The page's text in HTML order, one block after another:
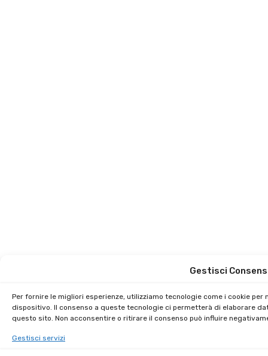
Gestisci
Per fornire le migliori esperienze, utilizziamo tecnologie come i cookie
dispositivo. Il consenso a queste tecnologie ci permetterà di elaborare
questo sito. Non acconsentire o ritirare il consenso può influire
Gestisci servizi